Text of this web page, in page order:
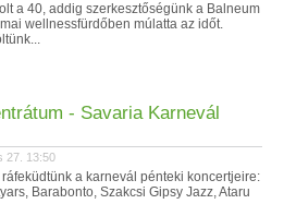
a 40, addig szerkesztőségünk a Balneum
wellnessfürdőben múlatta az időt.
- Savaria Karnevál
27. 13:50
a karnevál pénteki koncertjeire:
Barabonto, Szakcsi Gipsy Jazz, Ataru